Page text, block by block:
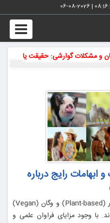
|
2026-08-06
Toggle
و مشکلات گوارشی: حقیقت یا
رایج درباره
در سال‌های اخیر، رژیم‌های گیاه‌محور (Plant-based) و وگان (Vegan)
با وجود مزایای فراوان علمی و